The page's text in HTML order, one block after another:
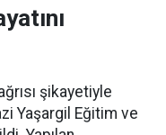
şikayetiyle
Yaşargil Eğitim ve